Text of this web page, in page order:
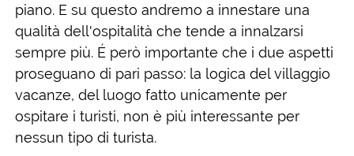
piano. E su questo andremo a innestare una
qualità dell'ospitalità che tende a innalzarsi
sempre più. É però importante che i due aspetti
proseguano di pari passo: la logica del villaggio
vacanze, del luogo fatto unicamente per
ospitare i turisti, non è più interessante per
nessun tipo di turista.